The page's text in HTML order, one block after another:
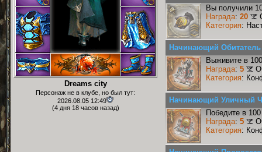
Dreams city
Персонаж не в клубе, но был тут:
2026.08.05 12:49
(4 дня 18 часов назад)
Вы получили
Награда: 20
Категория:
Начинающий
Выживите в
Награда: 5
Категория:
Начинающий Уличный
Победите в
Награда: 5
Категория: